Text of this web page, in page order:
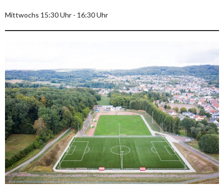
Mittwochs 15:30 Uhr - 16:30 Uhr